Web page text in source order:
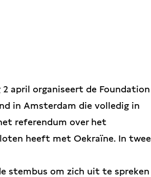
2 april organiseert de Foundation
in Amsterdam die volledig in
referendum over het
heeft met Oekraïne. In twee
stembus om zich uit te spreken